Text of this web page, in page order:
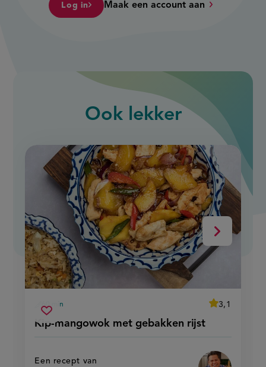
Log in Maak een account aan
Ook lekker
Volgende
Kip-mangowok met gebakken rijst
voorbereidingstijd
60 min
average
3,1
Beoordeel
met
rijst'
Een recept van
Sla
recept
kip-
mangowok
met
rijst